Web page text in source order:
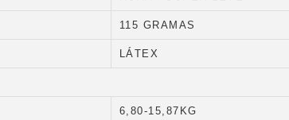
115 GRAMAS
LÁTEX
6,80-15,87KG